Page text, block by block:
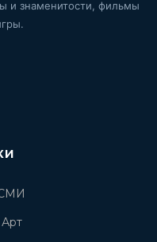
и знаменитости, фильмы
Арт